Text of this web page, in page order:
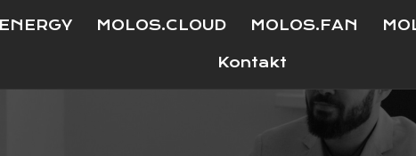
MOLOS.CLOUD MOLOS.FAN
Kontakt